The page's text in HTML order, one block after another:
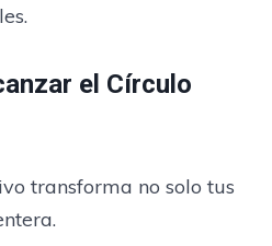
el Círculo
transforma no solo tus